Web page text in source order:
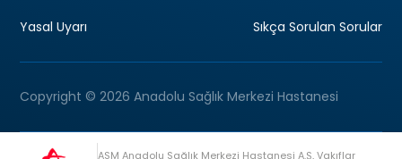
Yasal Uyarı Sıkça Sorulan Sorular
Copyright © 2026 Anadolu Sağlık Merkezi Hastanesi
ASM Anadolu Sağlık Merkezi Hastanesi A.Ş, Vakıflar